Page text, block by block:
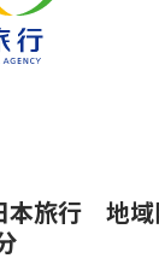
旅行 地域